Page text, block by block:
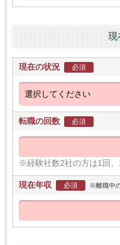
現
現在の状況 必須
転職の回数 必須
※経験社数2社の方は1回
現在年収 必須 ※離職中